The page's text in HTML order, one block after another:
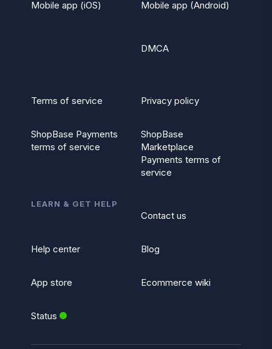
Mobile app (iOS) Mobile app (Android)
DMCA
Terms of service Privacy policy
ShopBase Payments
terms of service
ShopBase
Marketplace
Payments terms of
service
LEARN & GET HELP
Contact us
Help center Blog
App store Ecommerce wiki
Status